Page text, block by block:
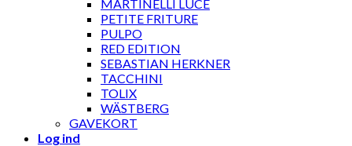
MARTINELLI LUCE
PETITE FRITURE
PULPO
RED EDITION
SEBASTIAN HERKNER
TACCHINI
TOLIX
WÄSTBERG
GAVEKORT
Log ind